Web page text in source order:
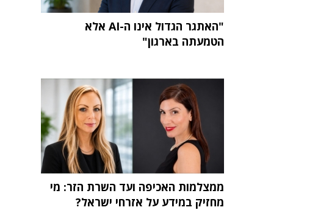
"האתגר הגדול אינו ה-AI אלא
הטמעתה בארגון"
ממצלמות האכיפה ועד השרת הזר: מי
מחזיק במידע על אזרחי ישראל?